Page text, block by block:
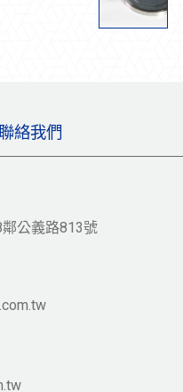
絡我們
公義路813號